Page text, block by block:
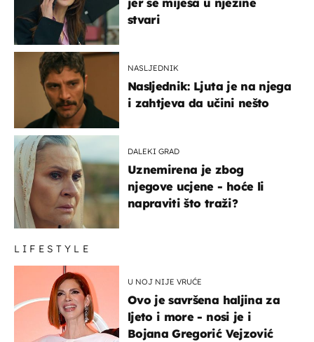
jer se miješa u njezine
stvari
NASLJEDNIK
Nasljednik: Ljuta je na njega
i zahtjeva da učini nešto
DALEKI GRAD
Uznemirena je zbog
njegove ucjene - hoće li
napraviti što traži?
LIFESTYLE
U NOJ NIJE VRUĆE
Ovo je savršena haljina za
ljeto i more - nosi je i
Bojana Gregorić Vejzović